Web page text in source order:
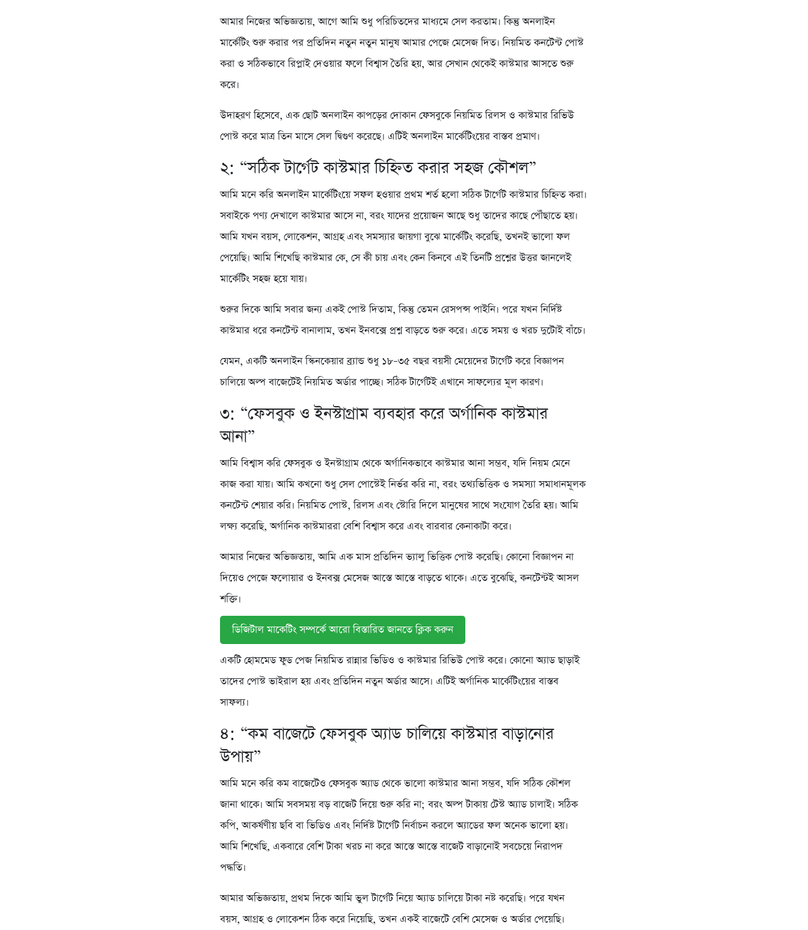
আমার নিজের অভিজ্ঞতায়, আগে আমি শুধু পরিচিতদের মাধ্যমে সেল করতাম। কিন্তু অনলাইন
মার্কেটিং শুরু করার পর প্রতিদিন নতুন নতুন মানুষ আমার পেজে মেসেজ দিত। নিয়মিত কনটেন্ট পোস্ট
করা ও সঠিকভাবে রিপ্লাই দেওয়ার ফলে বিশ্বাস তৈরি হয়, আর সেখান থেকেই কাস্টমার আসতে শুরু
করে।
উদাহরণ হিসেবে, এক ছোট অনলাইন কাপড়ের দোকান ফেসবুকে নিয়মিত রিলস ও কাস্টমার রিভিউ
পোস্ট করে মাত্র তিন মাসে সেল দ্বিগুণ করেছে। এটিই অনলাইন মার্কেটিংয়ের বাস্তব প্রমাণ।
২: “সঠিক টার্গেট কাস্টমার চিহ্নিত করার সহজ কৌশল”
আমি মনে করি অনলাইন মার্কেটিংয়ে সফল হওয়ার প্রথম শর্ত হলো সঠিক টার্গেট কাস্টমার চিহ্নিত করা।
সবাইকে পণ্য দেখালে কাস্টমার আসে না, বরং যাদের প্রয়োজন আছে শুধু তাদের কাছে পৌঁছাতে হয়।
আমি যখন বয়স, লোকেশন, আগ্রহ এবং সমস্যার জায়গা বুঝে মার্কেটিং করেছি, তখনই ভালো ফল
পেয়েছি। আমি শিখেছি কাস্টমার কে, সে কী চায় এবং কেন কিনবে এই তিনটি প্রশ্নের উত্তর জানলেই
মার্কেটিং সহজ হয়ে যায়।
শুরুর দিকে আমি সবার জন্য একই পোস্ট দিতাম, কিন্তু তেমন রেসপন্স পাইনি। পরে যখন নির্দিষ্ট
কাস্টমার ধরে কনটেন্ট বানালাম, তখন ইনবক্সে প্রশ্ন বাড়তে শুরু করে। এতে সময় ও খরচ দুটোই বাঁচে।
যেমন, একটি অনলাইন স্কিনকেয়ার ব্র্যান্ড শুধু ১৮–৩৫ বছর বয়সী মেয়েদের টার্গেট করে বিজ্ঞাপন
চালিয়ে অল্প বাজেটেই নিয়মিত অর্ডার পাচ্ছে। সঠিক টার্গেটই এখানে সাফল্যের মূল কারণ।
৩: “ফেসবুক ও ইনস্টাগ্রাম ব্যবহার করে অর্গানিক কাস্টমার
আনা”
আমি বিশ্বাস করি ফেসবুক ও ইনস্টাগ্রাম থেকে অর্গানিকভাবে কাস্টমার আনা সম্ভব, যদি নিয়ম মেনে
কাজ করা যায়। আমি কখনো শুধু সেল পোস্টেই নির্ভর করি না, বরং তথ্যভিত্তিক ও সমস্যা সমাধানমূলক
কনটেন্ট শেয়ার করি। নিয়মিত পোস্ট, রিলস এবং স্টোরি দিলে মানুষের সাথে সংযোগ তৈরি হয়। আমি
লক্ষ্য করেছি, অর্গানিক কাস্টমাররা বেশি বিশ্বাস করে এবং বারবার কেনাকাটা করে।
আমার নিজের অভিজ্ঞতায়, আমি এক মাস প্রতিদিন ভ্যালু ভিত্তিক পোস্ট করেছি। কোনো বিজ্ঞাপন না
দিয়েও পেজে ফলোয়ার ও ইনবক্স মেসেজ আস্তে আস্তে বাড়তে থাকে। এতে বুঝেছি, কনটেন্টই আসল
শক্তি।
ডিজিটাল মাকেটিং সম্পর্কে আরো বিস্তারিত জানতে ক্লিক করুন
একটি হোমমেড ফুড পেজ নিয়মিত রান্নার ভিডিও ও কাস্টমার রিভিউ পোস্ট করে। কোনো অ্যাড ছাড়াই
তাদের পোস্ট ভাইরাল হয় এবং প্রতিদিন নতুন অর্ডার আসে। এটিই অর্গানিক মার্কেটিংয়ের বাস্তব
সাফল্য।
৪: “কম বাজেটে ফেসবুক অ্যাড চালিয়ে কাস্টমার বাড়ানোর
উপায়”
আমি মনে করি কম বাজেটেও ফেসবুক অ্যাড থেকে ভালো কাস্টমার আনা সম্ভব, যদি সঠিক কৌশল
জানা থাকে। আমি সবসময় বড় বাজেট দিয়ে শুরু করি না; বরং অল্প টাকায় টেস্ট অ্যাড চালাই। সঠিক
কপি, আকর্ষণীয় ছবি বা ভিডিও এবং নির্দিষ্ট টার্গেট নির্বাচন করলে অ্যাডের ফল অনেক ভালো হয়।
আমি শিখেছি, একবারে বেশি টাকা খরচ না করে আস্তে আস্তে বাজেট বাড়ানোই সবচেয়ে নিরাপদ
পদ্ধতি।
আমার অভিজ্ঞতায়, প্রথম দিকে আমি ভুল টার্গেট নিয়ে অ্যাড চালিয়ে টাকা নষ্ট করেছি। পরে যখন
বয়স, আগ্রহ ও লোকেশন ঠিক করে নিয়েছি, তখন একই বাজেটে বেশি মেসেজ ও অর্ডার পেয়েছি।